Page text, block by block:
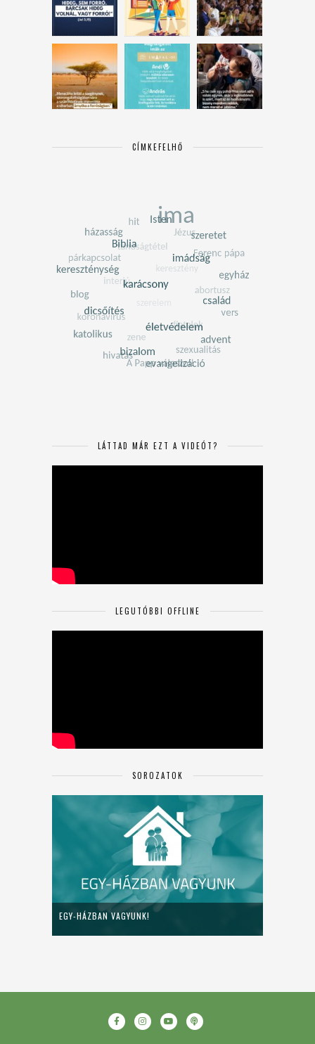
CÍMKEFELHŐ
LÁTTAD MÁR EZT A VIDEÓT?
LEGUTÓBBI OFFLINE
SOROZATOK
EGY-HÁZBAN VAGYUNK!